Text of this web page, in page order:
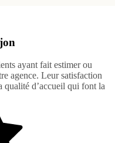
ayant fait estimer ou
agence. Leur satisfaction
qualité d’accueil qui font la